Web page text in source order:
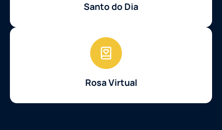
Santo do Dia
Rosa Virtual